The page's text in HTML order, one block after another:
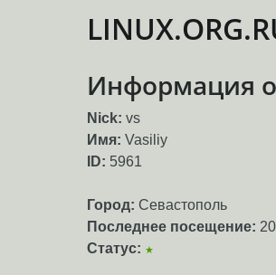
Информация о
Nick: vs
Имя: Vasiliy
ID: 5961
Город: Севастополь
Последнее посещение:
Статус: ★